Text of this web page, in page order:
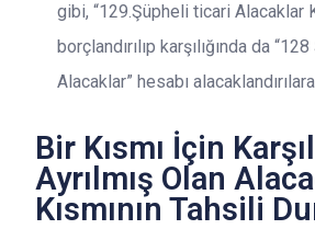
gibi, “129.Şüpheli ticari Alacaklar
borçlandırılıp karşılığında da
Alacaklar” hesabı
Bir Kısmı İçin
Ayrılmış Olan
Kısmının Tahsili